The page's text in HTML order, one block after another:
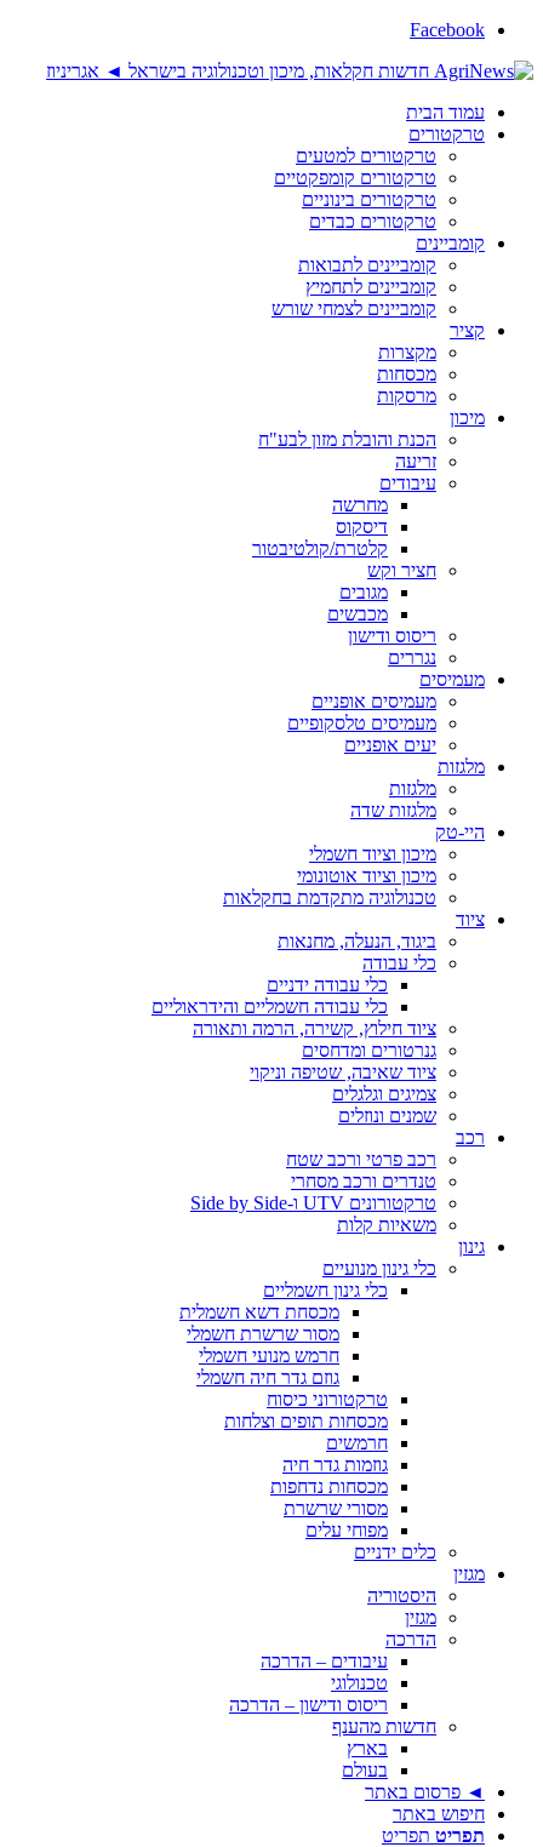
Facebook
עמוד הבית
טרקטורים
טרקטורים למטעים
טרקטורים קומפקטיים
טרקטורים בינוניים
טרקטורים כבדים
קומביינים
קומביינים לתבואות
קומביינים לתחמיץ
קומביינים לצמחי שורש
קציר
מקצרות
מכסחות
מרסקות
מיכון
הכנת והובלת מזון לבע"ח
זריעה
עיבודים
מחרשה
דיסקוס
קלטרת/קולטיבטור
חציר וקש
מגובים
מכבשים
ריסוס ודישון
נגררים
מעמיסים
מעמיסים אופניים
מעמיסים טלסקופיים
יעים אופניים
מלגזות
מלגזות
מלגזות שדה
היי-טק
מיכון וציוד חשמלי
מיכון וציוד אוטונומי
טכנולוגיה מתקדמת בחקלאות
ציוד
ביגוד, הנעלה, מחנאות
כלי עבודה
כלי עבודה ידניים
כלי עבודה חשמליים והידראוליים
ציוד חילוץ, קשירה, הרמה ותאורה
גנרטורים ומדחסים
ציוד שאיבה, שטיפה וניקוי
צמיגים וגלגלים
שמנים ונוזלים
רכב
רכב פרטי ורכב שטח
טנדרים ורכב מסחרי
טרקטורונים UTV ו-Side by Side
משאיות קלות
גינון
כלי גינון מנועיים
כלי גינון חשמליים
מכסחת דשא חשמלית
מסור שרשרת חשמלי
חרמש מנועי חשמלי
גוזם גדר חיה חשמלי
טרקטורוני כיסוח
מכסחות תופים וצלחות
חרמשים
גוזמות גדר חיה
מכסחות נדחפות
מסורי שרשרת
מפוחי עלים
כלים ידניים
מגזין
היסטוריה
מגזין
הדרכה
עיבודים – הדרכה
טכנולוגי
ריסוס ודישון – הדרכה
חדשות מהענף
בארץ
בעולם
◄ פרסום באתר
חיפוש באתר
תפריט תפריט